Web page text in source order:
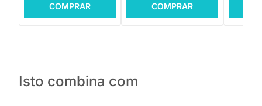
COMPRAR COMPRAR
Isto combina com